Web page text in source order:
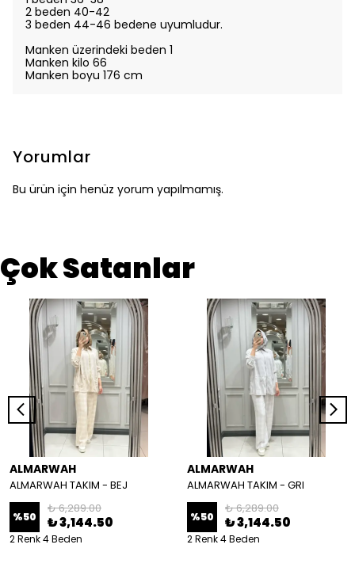
2 beden 40-42
3 beden 44-46 bedene uyumludur.
Manken üzerindeki beden 1
Manken kilo 66
Manken boyu 176 cm
Yorumlar
Bu ürün için henüz yorum yapılmamış.
Çok Satanlar
ALMARWAH
ALMARWAH TAKIM - BEJ
%50
₺ 6,289.00
₺ 3,144.50
2 Renk 4 Beden
ALMARWAH
ALMARWAH TAKIM - GRI
%50
₺ 6,289.00
₺ 3,144.50
2 Renk 4 Beden